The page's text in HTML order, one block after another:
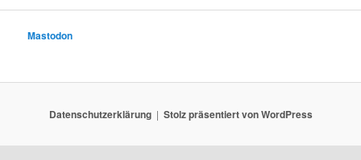
e
Mastodon
Datenschutzerklärung Stolz präsentiert von WordPress